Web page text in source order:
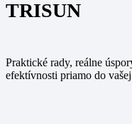
TRISUN
Praktické rady, reálne
efektívnosti priamo do